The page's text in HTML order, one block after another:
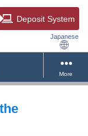
Deposit System
Japanese
More